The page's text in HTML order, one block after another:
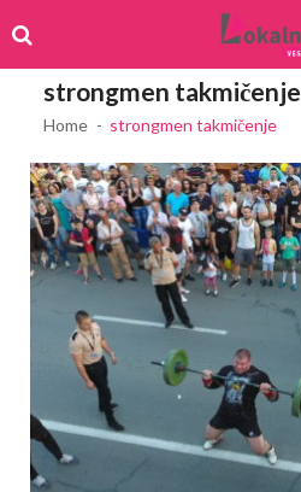
to
navigation
to
content
strongmen takmičenje
Home strongmen takmičenje